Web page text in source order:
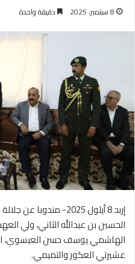
8 سبتمبر، 2025 دقيقة واحدة
إربد 8 أيلول 2025-
الحسين بن عبدالله الثاني، ولي
الهاشمي يوسف حسن العيسوي،
عشيرتي العكور والتميمي.